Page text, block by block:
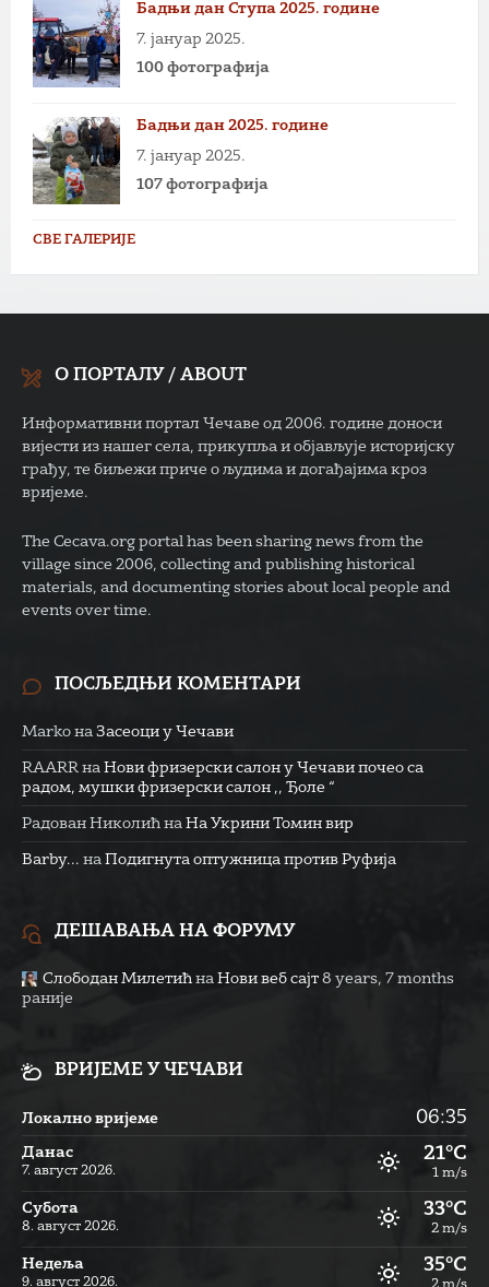
Бадњи дан Ступа 2025. године
7. јануар 2025.
100 фотографија
Бадњи дан 2025. године
7. јануар 2025.
107 фотографија
СВЕ ГАЛЕРИЈЕ
О ПОРТАЛУ / ABOUT
Информативни портал Чечаве од 2006. године доноси
вијести из нашег села, прикупља и објављује историјску
грађу, те биљежи приче о људима и догађајима кроз
вријеме.
The Cecava.org portal has been sharing news from the
village since 2006, collecting and publishing historical
materials, and documenting stories about local people and
events over time.
ПОСЉЕДЊИ КОМЕНТАРИ
Marko на Засеоци у Чечави
RAARR на Нови фризерски салон у Чечави почео са
радом, мушки фризерски салон ,, Ђоле “
Радован Николић на На Укрини Томин вир
Barby... на Подигнута оптужница против Руфија
ДЕШАВАЊА НА ФОРУМУ
Слободан Милетић на Нови веб сајт 8 years, 7 months
раније
ВРИЈЕМЕ У ЧЕЧАВИ
Локално вријеме 06:35
Данас
7. август 2026.
21°C
1 m/s
Субота
8. август 2026.
33°C
2 m/s
Недеља
9. август 2026.
35°C